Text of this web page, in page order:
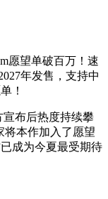
愿望单破百万！速
年发售，支持中
！
宣布后热度持续攀
将本作加入了愿望
成为今夏最受期待